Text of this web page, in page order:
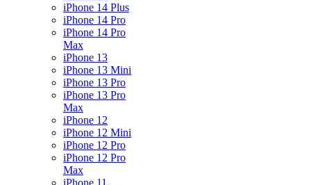
iPhone 14 Plus
iPhone 14 Pro
iPhone 14 Pro
Max
iPhone 13
iPhone 13 Mini
iPhone 13 Pro
iPhone 13 Pro
Max
iPhone 12
iPhone 12 Mini
iPhone 12 Pro
iPhone 12 Pro
Max
iPhone 11